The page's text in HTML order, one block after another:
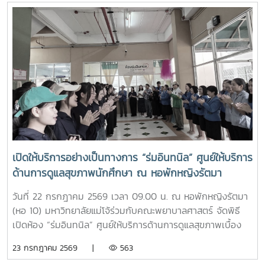
แรงบันดาลใจแก่นักเรียนในการก้าวสู่การเป็นบุคลากรทางการ
พยาบาลในอนาคตต่อไป
วิถีใหม่ (11701001)ในการนี้ รองศาสตราจารย์ ดร.เทพ พงษ์พา
นิช นายกสภามหาวิทยาลัยแม่โจ้ พร้อมด้วย นายพงษ์พิพัฒน์
ราชจันทร์ หัวหน้างานพัฒนานักศึกษาและศิษย์เก่าสัมพันธ์ ใน
ฐานะอาจารย์ประจำรายวิชา ร่วมให้ความรู้เกี่ยวกับประวัติความ
เป็นมา ปรัชญา และอัตลักษณ์ของมหาวิทยาลัยแม่โจ้ เพื่อสร้าง
ความเข้าใจและความผูกพันต่อสถาบันโอกาสนี้ รองศาสตราจารย์
ดร.เทพ พงษ์พานิช ได้เน้นย้ำให้นักศึกษาเรียนรู้รากเหง้าความ
เป็นแม่โจ้ มีความภาคภูมิใจในสถาบัน มีพลังใจในการศึกษา ยึด
มั่นและดำเนินตามรอยคุณงามความดีของปูชนียบุคคล ประพฤติ
ตนเป็นคนดี มีความรับผิดชอบ ยึดถืออัตลักษณ์ของนักศึกษา
พยาบาลศาสตร์ มหาวิทยาลัยแม่โจ้ ที่ว่า “งามสง่า จิตอาสา
อดทน สู้งาน” เพื่อเติบโตเป็นบัณฑิตพยาบาลที่มีคุณภาพ เป็น
กำลังสำคัญของสังคมในอนาคตพร้อมกันนี้ นายนพกิจ แผ่พร
รักษาการหัวหน้างานหอพักนักศึกษา ได้บรรยายภาพรวมการ
ดำเนินงานของหอพักนักศึกษา พร้อมแนะนำระบบการดูแลและ
การใช้ชีวิตในรั้วมหาวิทยาลัย และ นายวิทชัย สุขเพราะนา หัวหน้า
การอนุรักษ์ศิลปวัฒนธรรม และกิจกรรมส่งเสริมคุณลักษณะอัน
เปิดให้บริการอย่างเป็นทางการ “ร่มอินทนิล” ศูนย์ให้บริการ
ด้านการดูแลสุขภาพนักศึกษา ณ หอพักหญิงรัตมา
วันที่ 22 กรกฎาคม 2569 เวลา 09.00 น. ณ หอพักหญิงรัตมา
(หอ 10) มหาวิทยาลัยแม่โจ้ร่วมกับคณะพยาบาลศาสตร์ จัดพิธี
เปิดห้อง “ร่มอินทนิล” ศูนย์ให้บริการด้านการดูแลสุขภาพเบื้อง
ดร.เทพ พงษ์พานิช นายกสภามหาวิทยาลัยแม่โจ้ เป็นประธานใน
23 กรกฎาคม 2569 | 563